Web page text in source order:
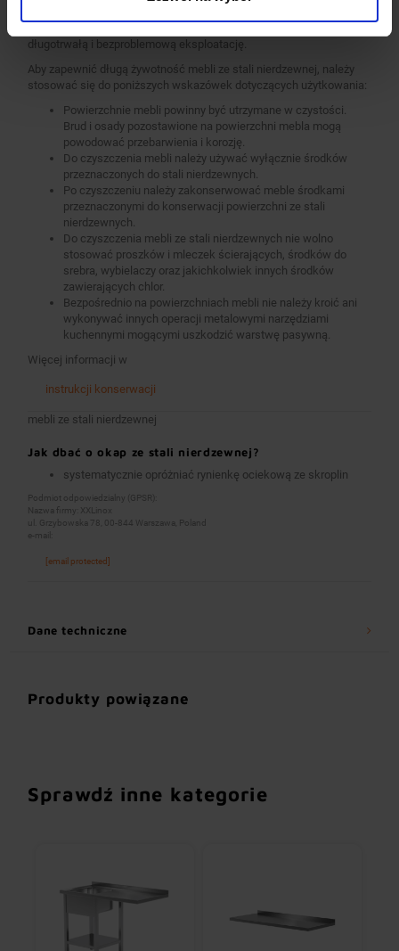
długotrwałą i bezproblemową eksploatację.
Aby zapewnić długą żywotność mebli ze stali nierdzewnej, należy
stosować się do poniższych wskazówek dotyczących użytkowania:
Powierzchnie mebli powinny być utrzymane w czystości.
Brud i osady pozostawione na powierzchni mebla mogą
powodować przebarwienia i korozję.
Do czyszczenia mebli należy używać wyłącznie środków
przeznaczonych do stali nierdzewnych.
Po czyszczeniu należy zakonserwować meble środkami
przeznaczonymi do konserwacji powierzchni ze stali
nierdzewnych.
Do czyszczenia mebli ze stali nierdzewnych nie wolno
stosować proszków i mleczek ścierających, środków do
srebra, wybielaczy oraz jakichkolwiek innych środków
zawierających chlor.
Bezpośrednio na powierzchniach mebli nie należy kroić ani
wykonywać innych operacji metalowymi narzędziami
kuchennymi mogącymi uszkodzić warstwę pasywną.
Więcej informacji w
instrukcji konserwacji
mebli ze stali nierdzewnej
Jak dbać o okap ze stali nierdzewnej?
systematycznie opróżniać rynienkę ociekową ze skroplin
Podmiot odpowiedzialny (GPSR):
Nazwa firmy: XXLinox
ul. Grzybowska 78, 00-844 Warszawa, Poland
e-mail:
[email protected]
Dane techniczne
Produkty powiązane
Sprawdź inne kategorie